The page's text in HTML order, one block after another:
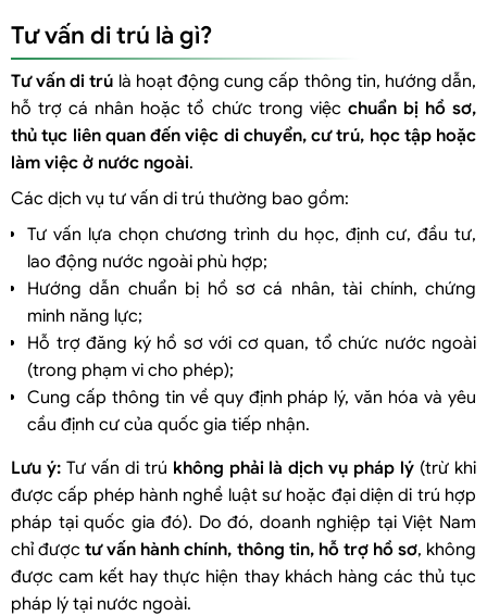
nước ngoài
Mã ngành 7911 – 79110: Đại lý lữ hành
Mã ngành 7990 – 79900: Hoạt động liên quan đến du lịch khác
Mã ngành 8554 – 85540: Giáo dục dự bị đại học
Mã ngành 8569 – 85690: Hoạt động hỗ trợ giáo dục khác
Lưu ý về cách ghi mã ngành
Hồ sơ thành lập công ty tư vấn di trú
Hồ sơ đăng ký doanh nghiệp
Trình tự thực hiện
Một số lưu ý pháp lý khi kinh doanh dịch vụ tư vấn di trú
Dịch vụ hỗ trợ đăng ký mã ngành và thành lập công ty tư vấn di trú
Tư vấn di trú là gì?
Tư vấn di trú là hoạt động cung cấp thông tin, hướng dẫn,
hỗ trợ cá nhân hoặc tổ chức trong việc chuẩn bị hồ sơ,
thủ tục liên quan đến việc di chuyển, cư trú, học tập hoặc
làm việc ở nước ngoài.
Các dịch vụ tư vấn di trú thường bao gồm:
Tư vấn lựa chọn chương trình du học, định cư, đầu tư,
lao động nước ngoài phù hợp;
Hướng dẫn chuẩn bị hồ sơ cá nhân, tài chính, chứng
minh năng lực;
Hỗ trợ đăng ký hồ sơ với cơ quan, tổ chức nước ngoài
(trong phạm vi cho phép);
Cung cấp thông tin về quy định pháp lý, văn hóa và yêu
cầu định cư của quốc gia tiếp nhận.
Lưu ý:Tư vấn di trú không phải là dịch vụ pháp lý (trừ khi
được cấp phép hành nghề luật sư hoặc đại diện di trú hợp
pháp tại quốc gia đó). Do đó, doanh nghiệp tại Việt Nam
chỉ đượctư vấn hành chính, thông tin, hỗ trợ hồ sơ, không
được cam kết hay thực hiện thay khách hàng các thủ tục
pháp lý tại nước ngoài.